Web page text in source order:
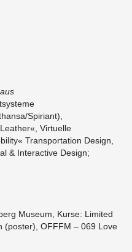
Spiriant),
Virtuelle
Transportation Design,
& Interactive Design;
Museum, Kurse: Limited
(poster), OFFFM – 069 Love